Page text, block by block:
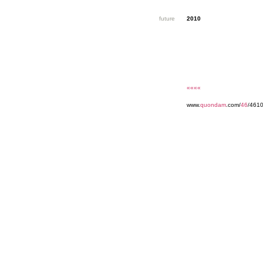
future 2010
««««
www.quondam .com/46/